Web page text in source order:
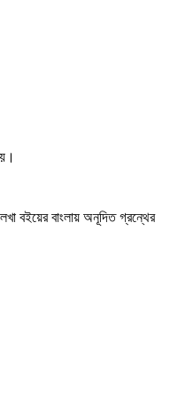
বইয়ের বাংলায় অনূদিত গ্রন্থের